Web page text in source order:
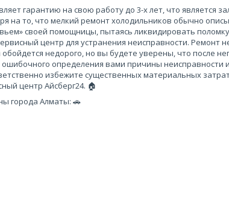
гарантию на свою работу до 3-х лет, что является
на то, что мелкий ремонт холодильников обычно
своей помощницы, пытаясь ликвидировать поломку
центр для устранения неисправности. Ремонт
недорого, но вы будете уверены, что после
определения вами причины неисправности
избежите существенных материальных
центр Айсберг24. 🏠
города Алматы: 🚗